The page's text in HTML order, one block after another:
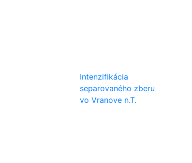
Intenzifikácia
separovaného zberu
vo Vranove n.T.